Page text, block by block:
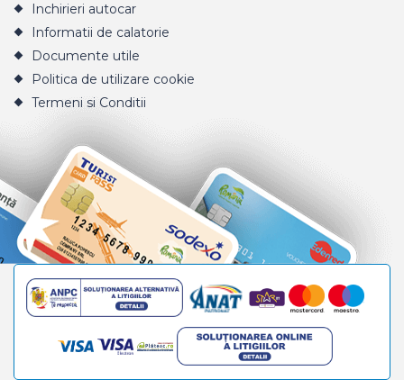
Inchirieri autocar
Informatii de calatorie
Documente utile
Politica de utilizare cookie
Termeni si Conditii